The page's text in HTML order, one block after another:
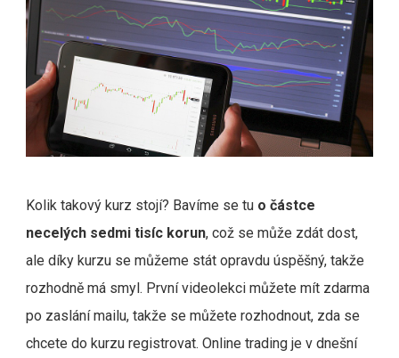
Kolik takový kurz stojí? Bavíme se tu o částce
necelých sedmi tisíc korun, což se může zdát dost,
ale díky kurzu se můžeme stát opravdu úspěšný, takže
rozhodně má smyl. První videolekci můžete mít zdarma
po zaslání mailu, takže se můžete rozhodnout, zda se
chcete do kurzu registrovat. Online trading je v dnešní